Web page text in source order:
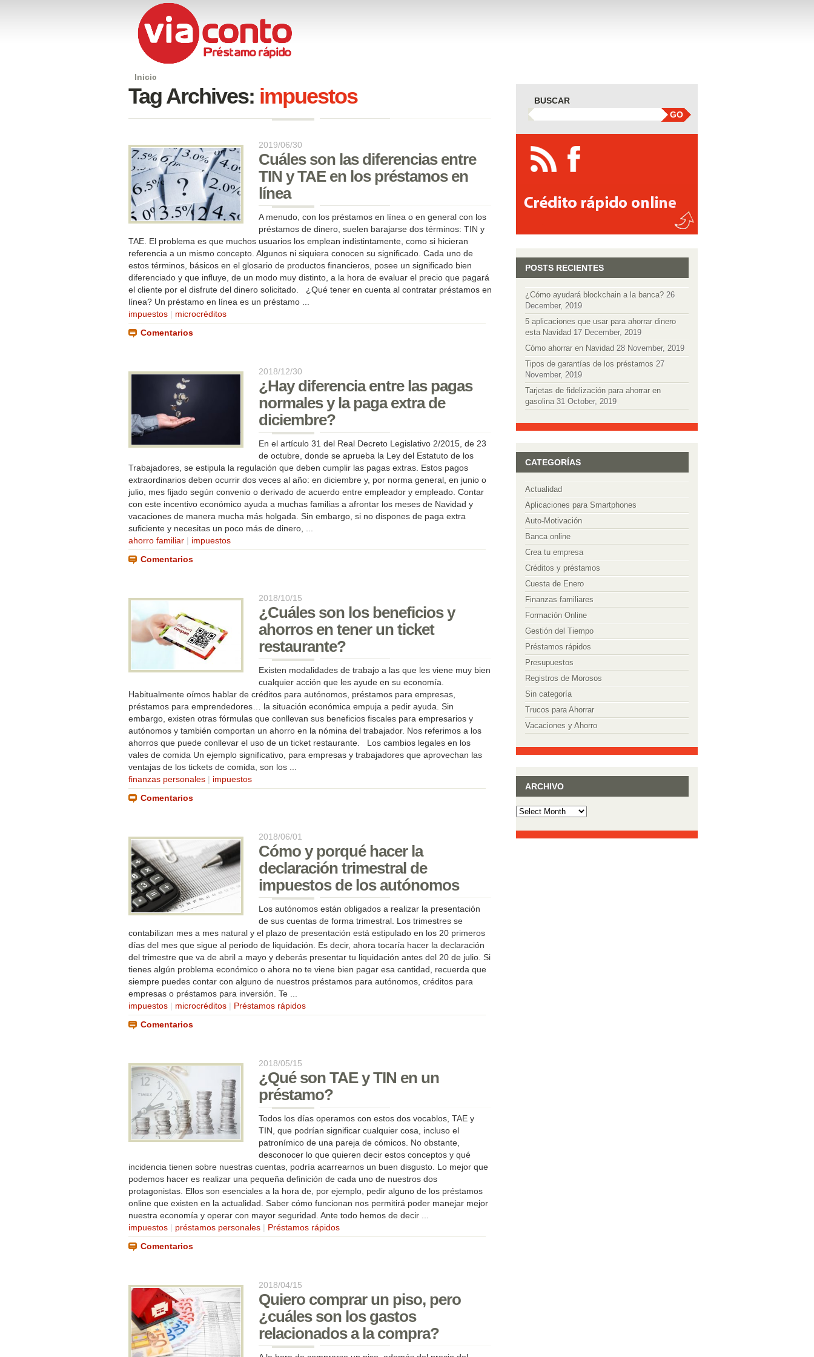
Inicio
Tag Archives: impuestos
2019/06/30
Cuáles son las diferencias entre
TIN y TAE en los préstamos en
línea
A menudo, con los préstamos en línea o en general con los
préstamos de dinero, suelen barajarse dos términos: TIN y
TAE. El problema es que muchos usuarios los emplean indistintamente, como si hicieran
referencia a un mismo concepto. Algunos ni siquiera conocen su significado. Cada uno de
estos términos, básicos en el glosario de productos financieros, posee un significado bien
diferenciado y que influye, de un modo muy distinto, a la hora de evaluar el precio que pagará
el cliente por el disfrute del dinero solicitado. ¿Qué tener en cuenta al contratar préstamos en
línea? Un préstamo en línea es un préstamo ...
impuestos | microcréditos
Comentarios
2018/12/30
¿Hay diferencia entre las pagas
normales y la paga extra de
diciembre?
En el artículo 31 del Real Decreto Legislativo 2/2015, de 23
de octubre, donde se aprueba la Ley del Estatuto de los
Trabajadores, se estipula la regulación que deben cumplir las pagas extras. Estos pagos
extraordinarios deben ocurrir dos veces al año: en diciembre y, por norma general, en junio o
julio, mes fijado según convenio o derivado de acuerdo entre empleador y empleado. Contar
con este incentivo económico ayuda a muchas familias a afrontar los meses de Navidad y
vacaciones de manera mucha más holgada. Sin embargo, si no dispones de paga extra
suficiente y necesitas un poco más de dinero, ...
ahorro familiar | impuestos
Comentarios
2018/10/15
¿Cuáles son los beneficios y
ahorros en tener un ticket
restaurante?
Existen modalidades de trabajo a las que les viene muy bien
cualquier acción que les ayude en su economía.
Habitualmente oímos hablar de créditos para autónomos, préstamos para empresas,
préstamos para emprendedores… la situación económica empuja a pedir ayuda. Sin
embargo, existen otras fórmulas que conllevan sus beneficios fiscales para empresarios y
autónomos y también comportan un ahorro en la nómina del trabajador. Nos referimos a los
ahorros que puede conllevar el uso de un ticket restaurante. Los cambios legales en los
vales de comida Un ejemplo significativo, para empresas y trabajadores que aprovechan las
ventajas de los tickets de comida, son los ...
finanzas personales | impuestos
Comentarios
2018/06/01
Cómo y porqué hacer la
declaración trimestral de
impuestos de los autónomos
Los autónomos están obligados a realizar la presentación
de sus cuentas de forma trimestral. Los trimestres se
contabilizan mes a mes natural y el plazo de presentación está estipulado en los 20 primeros
días del mes que sigue al periodo de liquidación. Es decir, ahora tocaría hacer la declaración
del trimestre que va de abril a mayo y deberás presentar tu liquidación antes del 20 de julio. Si
tienes algún problema económico o ahora no te viene bien pagar esa cantidad, recuerda que
siempre puedes contar con alguno de nuestros préstamos para autónomos, créditos para
empresas o préstamos para inversión. Te ...
impuestos | microcréditos | Préstamos rápidos
Comentarios
2018/05/15
¿Qué son TAE y TIN en un
préstamo?
Todos los días operamos con estos dos vocablos, TAE y
TIN, que podrían significar cualquier cosa, incluso el
patronímico de una pareja de cómicos. No obstante,
desconocer lo que quieren decir estos conceptos y qué
incidencia tienen sobre nuestras cuentas, podría acarrearnos un buen disgusto. Lo mejor que
podemos hacer es realizar una pequeña definición de cada uno de nuestros dos
protagonistas. Ellos son esenciales a la hora de, por ejemplo, pedir alguno de los préstamos
online que existen en la actualidad. Saber cómo funcionan nos permitirá poder manejar mejor
nuestra economía y operar con mayor seguridad. Ante todo hemos de decir ...
impuestos | préstamos personales | Préstamos rápidos
Comentarios
2018/04/15
Quiero comprar un piso, pero
¿cuáles son los gastos
relacionados a la compra?
BUSCAR
GO
POSTS RECIENTES
¿Cómo ayudará blockchain a la banca? 26
December, 2019
5 aplicaciones que usar para ahorrar dinero
esta Navidad 17 December, 2019
Cómo ahorrar en Navidad 28 November, 2019
Tipos de garantías de los préstamos 27
November, 2019
Tarjetas de fidelización para ahorrar en
gasolina 31 October, 2019
CATEGORÍAS
Actualidad
Aplicaciones para Smartphones
Auto-Motivación
Banca online
Crea tu empresa
Créditos y préstamos
Cuesta de Enero
Finanzas familiares
Formación Online
Gestión del Tiempo
Préstamos rápidos
Presupuestos
Registros de Morosos
Sin categoría
Trucos para Ahorrar
Vacaciones y Ahorro
ARCHIVO